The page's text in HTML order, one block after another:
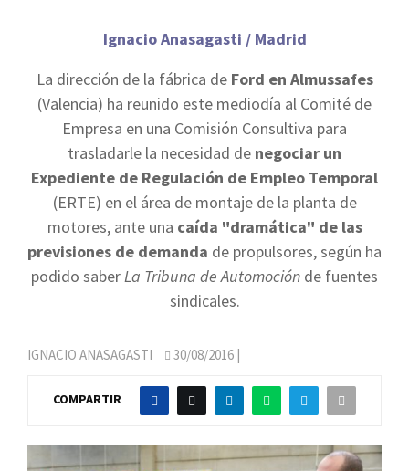
Ignacio Anasagasti / Madrid
La dirección de la fábrica deFord en Almussafes
(Valencia) ha reunido este mediodía al Comité de
Empresa en una Comisión Consultiva para
trasladarle la necesidad de negociar un
Expediente de Regulación de Empleo Temporal
(ERTE) en el área de montaje de la planta de
motores, ante una caída "dramática" de las
previsiones de demanda de propulsores, según ha
podido saberLa Tribuna de Automoción de fuentes
sindicales.
IGNACIO ANASAGASTI 30/08/2016 |
COMPARTIR